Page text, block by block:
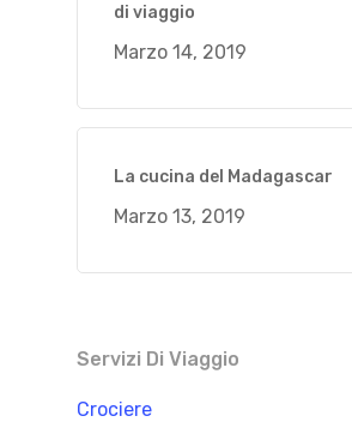
di viaggio
Marzo 14, 2019
La cucina del Madagascar
Marzo 13, 2019
Servizi Di Viaggio
Crociere